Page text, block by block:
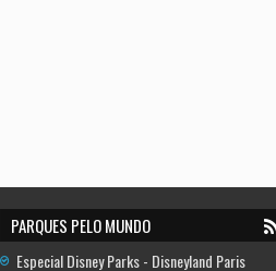
PARQUES PELO MUNDO
Especial Disney Parks - Disneyland Paris